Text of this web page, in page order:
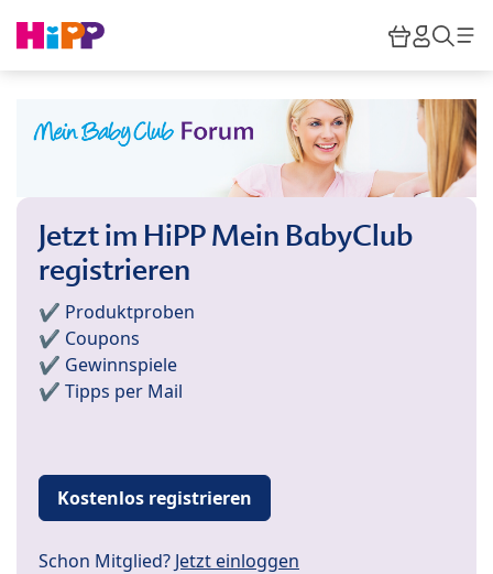
HiPP
Jetzt im HiPP Mein BabyClub
registrieren
✔️ Produktproben
✔️ Coupons
✔️ Gewinnspiele
✔️ Tipps per Mail
Kostenlos registrieren
Schon Mitglied? Jetzt einloggen